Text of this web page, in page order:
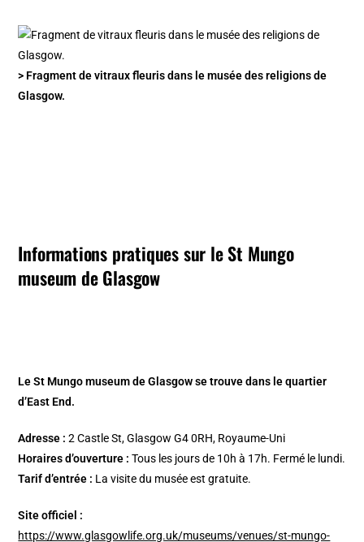
> Fragment de vitraux fleuris dans le musée des religions de
Glasgow.
Informations pratiques sur le St Mungo
museum de Glasgow
Le St Mungo museum de Glasgow se trouve dans le quartier
d’East End.
Adresse : 2 Castle St, Glasgow G4 0RH, Royaume-Uni
Horaires d’ouverture :Tous les jours de 10h à 17h. Fermé le lundi.
Tarif d’entrée : La visite du musée est gratuite.
Site officiel :
https://www.glasgowlife.org.uk/museums/venues/st-mungo-